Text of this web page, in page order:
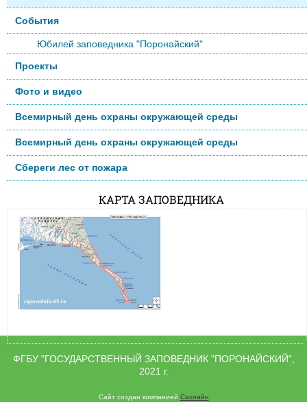
События
Юбилей заповедника "Поронайский"
Проекты
Фото и видео
Всемирный день охраны окружающей среды
Всемирный день охраны окружающей среды
Сбереги лес от пожара
КАРТА ЗАПОВЕДНИКА
ФГБУ "ГОСУДАРСТВЕННЫЙ ЗАПОВЕДНИК "ПОРОНАЙСКИЙ",
2021 г.
Сайт создан компанией Сахлайн